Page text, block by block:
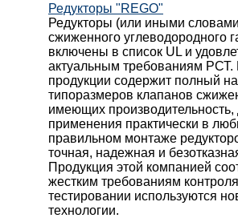
Редукторы "REGO"
Редукторы (или иными
сжиженного углеводородного
включены в список UL и
актуальным требованиям РСТ.
продукции содержит полный
типоразмеров клапанов
имеющих производительность,
применения практически в
правильном монтаже
точная, надежная и
Продукция этой компанией
жестким требованиям
тестировании используются
технологии.